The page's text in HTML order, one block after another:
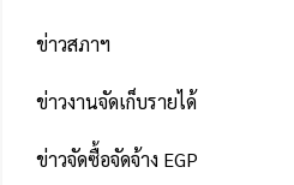
ข่าวสภาฯ
ข่าวงานจัดเก็บรายได้
ข่าวจัดซื้อจัดจ้าง EGP